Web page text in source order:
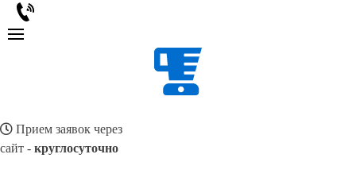
Прием заявок через
сайт - круглосуточно